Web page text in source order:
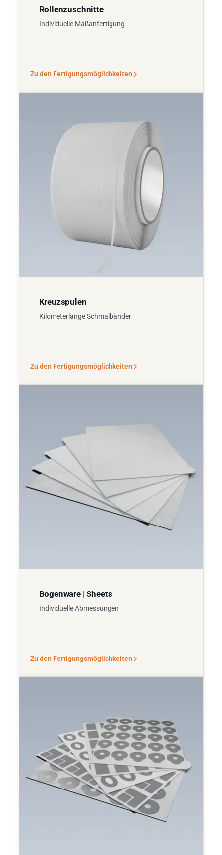
Rollenzuschnitte
Individuelle Maßanfertigung
Zu den Fertigungsmöglichkeiten
Kreuzspulen
Kilometerlange Schmalbänder
Zu den Fertigungsmöglichkeiten
Bogenware | Sheets
Individuelle Abmessungen
Zu den Fertigungsmöglichkeiten